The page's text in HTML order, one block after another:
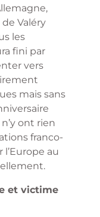
Valéry
les
fini par
vers
mais sans
ont rien
franco-
au
et victime